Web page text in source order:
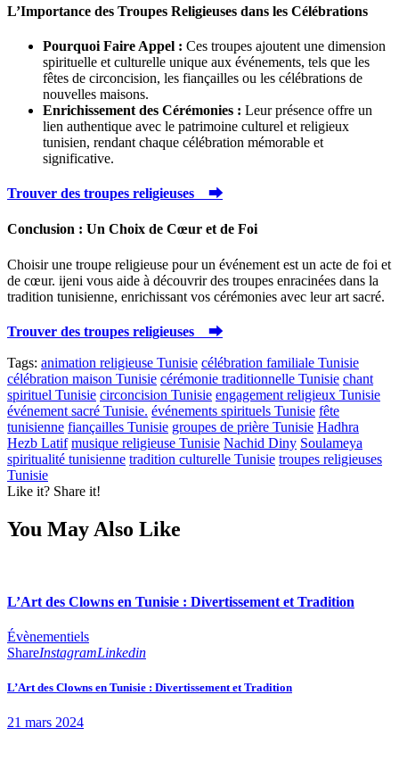
L’Importance des Troupes Religieuses dans les Célébrations
Pourquoi Faire Appel : Ces troupes ajoutent une dimension
spirituelle et culturelle unique aux événements, tels que les
fêtes de circoncision, les fiançailles ou les célébrations de
nouvelles maisons.
Enrichissement des Cérémonies : Leur présence offre un
lien authentique avec le patrimoine culturel et religieux
tunisien, rendant chaque célébration mémorable et
significative.
Trouver des troupes religieuses ⮕
Conclusion : Un Choix de Cœur et de Foi
Choisir une troupe religieuse pour un événement est un acte de foi et
de cœur. ijeni vous aide à découvrir des troupes enracinées dans la
tradition tunisienne, enrichissant vos cérémonies avec leur art sacré.
Trouver des troupes religieuses ⮕
Tags: animation religieuse Tunisie célébration familiale Tunisie
célébration maison Tunisie cérémonie traditionnelle Tunisie chant
spirituel Tunisie circoncision Tunisie engagement religieux Tunisie
événement sacré Tunisie. événements spirituels Tunisie fête
tunisienne fiançailles Tunisie groupes de prière Tunisie Hadhra
Hezb Latif musique religieuse Tunisie Nachid Diny Soulameya
spiritualité tunisienne tradition culturelle Tunisie troupes religieuses
Tunisie
Like it? Share it!
You May Also Like
L’Art des Clowns en Tunisie : Divertissement et Tradition
Évènementiels
ShareInstagramLinkedin
L’Art des Clowns en Tunisie : Divertissement et Tradition
21 mars 2024